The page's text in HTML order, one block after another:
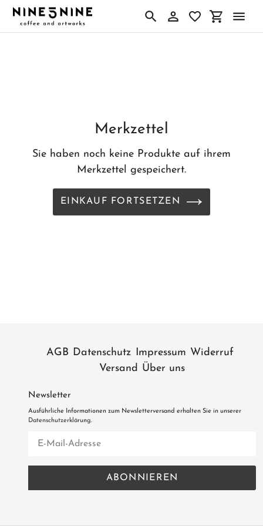
Direkt
SuchenEinloggen
Merkzettel
Sie haben noch keine Produkte auf ihrem
Merkzettel gespeichert.
EINKAUF FORTSETZEN
AGB Datenschutz Impressum Widerruf
Versand Über uns
Newsletter
Ausführliche Informationen zum Newsletterversand erhalten Sie in unserer
Datenschutzerklärung.
Abonnieren
unsere
ABONNIEREN